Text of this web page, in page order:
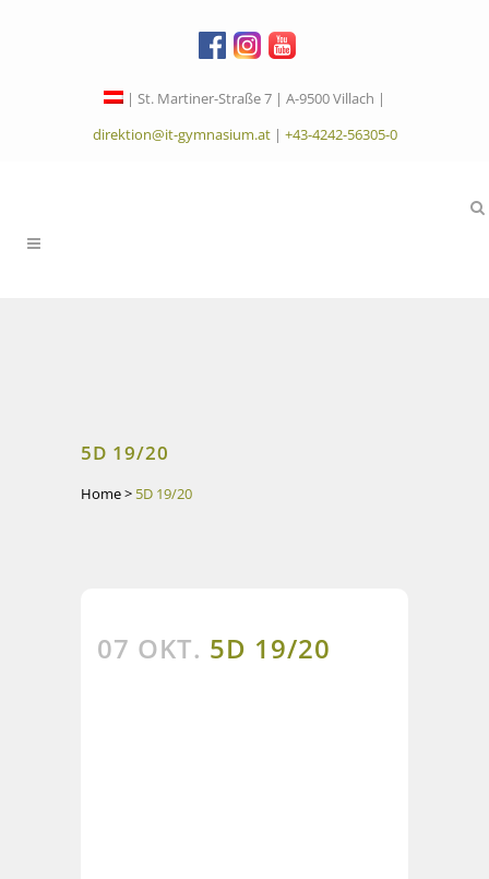
| St. Martiner-Straße 7 | A-9500 Villach |
direktion@it-gymnasium.at| +43-4242-56305-0
5D 19/20
Home> 5D 19/20
07 OKT. 5D 19/20